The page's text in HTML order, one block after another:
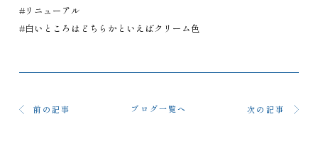
#リニューアル
#白いところはどちらかといえばクリーム色
前の記事 ブログ一覧へ 次の記事